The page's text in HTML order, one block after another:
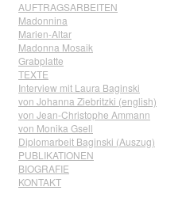
AUFTRAGSARBEITEN
Madonnina
Marien-Altar
Madonna Mosaik
Grabplatte
TEXTE
Interview mit Laura Baginski
von Johanna Ziebritzki (english)
von Jean-Christophe Ammann
von Monika Gsell
Diplomarbeit Baginski (Auszug)
PUBLIKATIONEN
BIOGRAFIE
KONTAKT